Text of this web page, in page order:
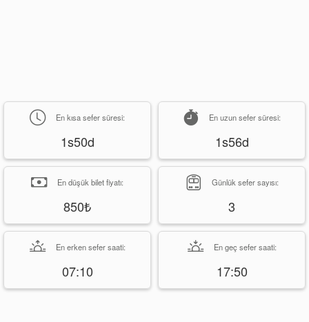
En kısa sefer süresi:
1s50d
En uzun sefer süresi:
1s56d
En düşük bilet fiyatı:
850₺
Günlük sefer sayısı:
3
En erken sefer saati:
07:10
En geç sefer saati:
17:50